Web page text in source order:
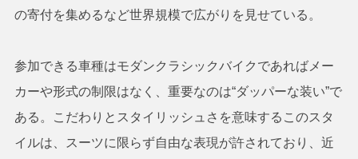
の寄付を集めるなど世界規模で広がりを見せている。
参加できる車種はモダンクラシックバイクであればメー
カーや形式の制限はなく、重要なのは“ダッパーな装い”で
ある。こだわりとスタイリッシュさを意味するこのスタ
イルは、スーツに限らず自由な表現が許されており、近